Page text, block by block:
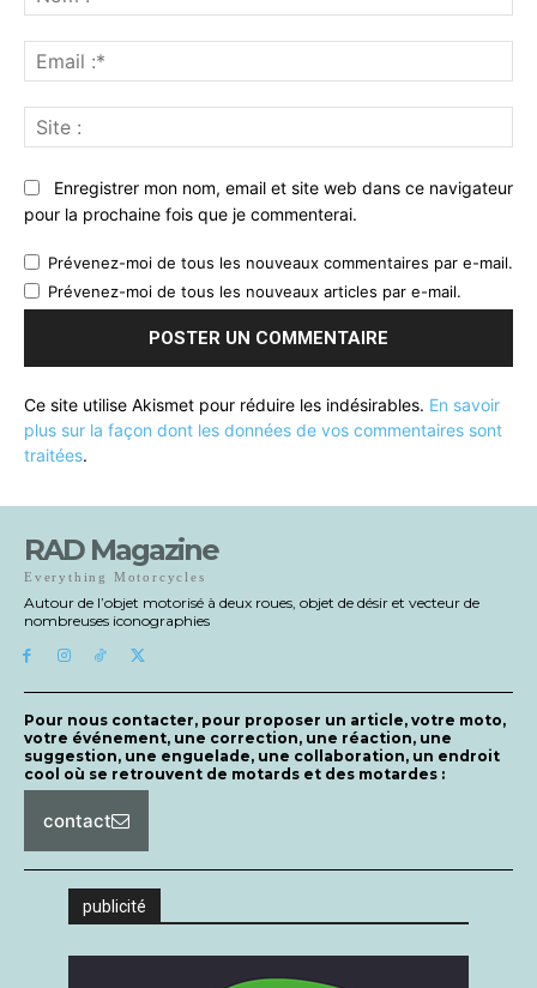
:*
:*
:
Enregistrer mon nom, email et site web dans ce navigateur
pour la prochaine fois que je commenterai.
Prévenez-moi de tous les nouveaux commentaires par e-mail.
Prévenez-moi de tous les nouveaux articles par e-mail.
Ce site utilise Akismet pour réduire les indésirables. En savoir
plus sur la façon dont les données de vos commentaires sont
traitées.
RAD Magazine
Everything Motorcycles
Autour de l’objet motorisé à deux roues, objet de désir et vecteur de
nombreuses iconographies
Pour nous contacter, pour proposer un article, votre moto,
votre événement, une correction, une réaction, une
suggestion, une enguelade, une collaboration, un endroit
cool où se retrouvent de motards et des motardes :
contact
publicité